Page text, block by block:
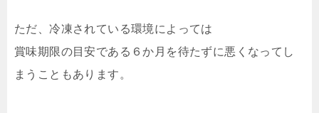
ただ、冷凍されている環境によっては
賞味期限の目安である６か月を待たずに悪くなってし
まうこともあります。